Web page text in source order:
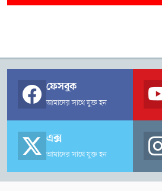
ফেসবুক
আমাদের সাথে যুক্ত হন
এক্স
আমাদের সাথে যুক্ত হন